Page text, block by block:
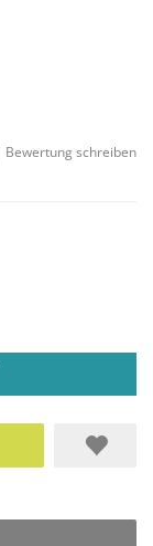
Bewertung schreiben